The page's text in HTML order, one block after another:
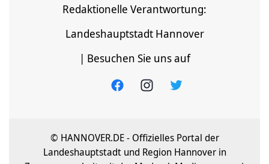
Redaktionelle Verantwortung:
Landeshauptstadt Hannover
| Besuchen Sie uns auf
© HANNOVER.DE - Offizielles Portal der
Landeshauptstadt und Region Hannover in